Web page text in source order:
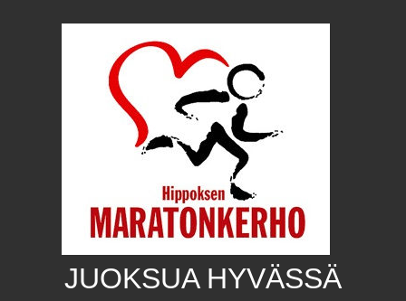
JUOKSUA HYVÄSSÄ